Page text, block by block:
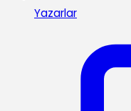
Yazarlar